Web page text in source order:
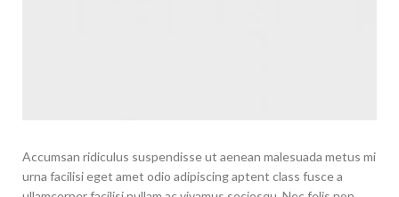
Accumsan ridiculus suspendisse ut aenean malesuada metus mi
urna facilisi eget amet odio adipiscing aptent class fusce a